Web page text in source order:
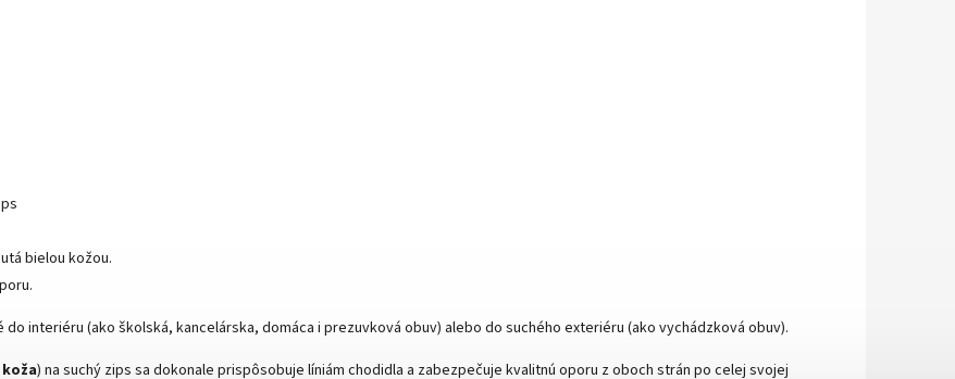
bielou kožou.
do interiéru (ako školská, kancelárska, domáca i prezuvková obuv) alebo do suchého exteriéru (ako vychádzková obuv).
) na suchý zips sa dokonale prispôsobuje líniám chodidla a zabezpečuje kvalitnú oporu z oboch strán po celej svojej